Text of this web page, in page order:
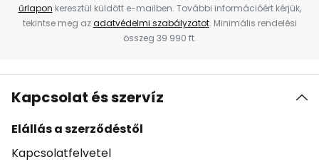
űrlapon keresztül küldött e-mailben. További információért kérjük,
tekintse meg azadatvédelmi szabályzatot. Minimális rendelési
összeg 39 990 ft.
Kapcsolat és szervíz
Elállás a szerződéstől
Kapcsolatfelvetel